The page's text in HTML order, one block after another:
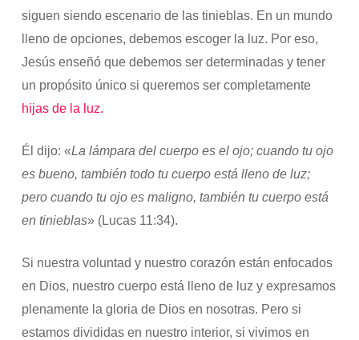
siguen siendo escenario de las tinieblas. En un mundo
lleno de opciones, debemos escoger la luz. Por eso,
Jesús enseñó que debemos ser determinadas y tener
un propósito único si queremos ser completamente
hijas de la luz.
Él dijo: «La lámpara del cuerpo es el ojo; cuando tu ojo
es bueno, también todo tu cuerpo está lleno de luz;
pero cuando tu ojo es maligno, también tu cuerpo está
en tinieblas» (Lucas 11:34).
Si nuestra voluntad y nuestro corazón están enfocados
en Dios, nuestro cuerpo está lleno de luz y expresamos
plenamente la gloria de Dios en nosotras. Pero si
estamos divididas en nuestro interior, si vivimos en